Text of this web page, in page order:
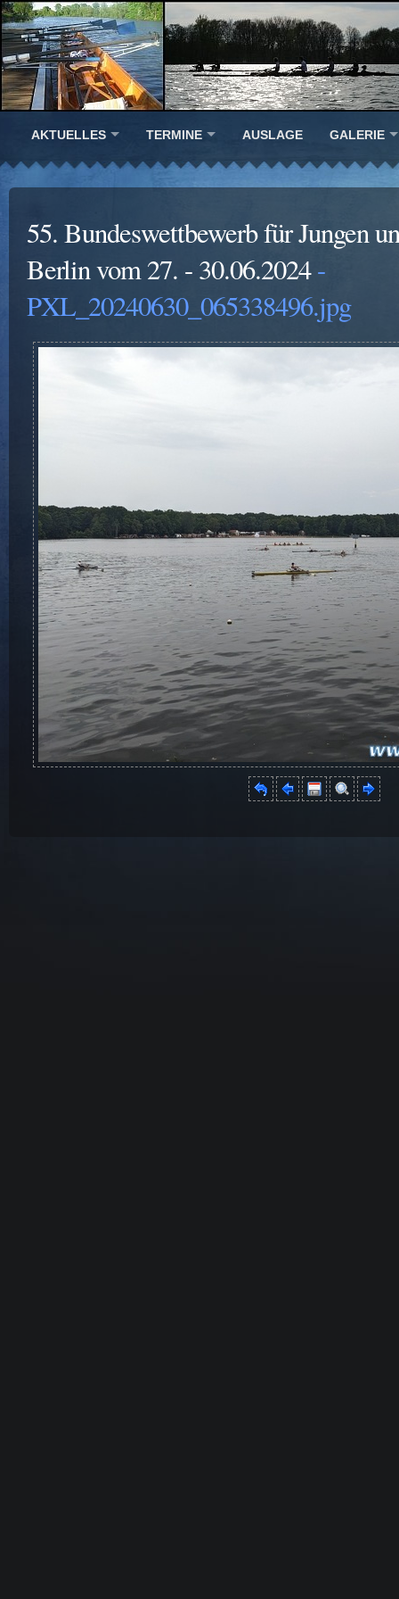
AKTUELLES TERMINE AUSLAGE GALERIE
55. Bundeswettbewerb für Jungen
Berlin vom 27. - 30.06.2024-
PXL_20240630_065338496.jpg